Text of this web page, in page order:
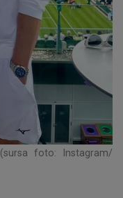
(sursa foto: Instagram/